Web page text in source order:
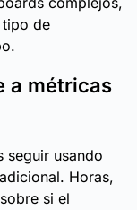
tipo de
a métricas
seguir usando
Horas,
si el